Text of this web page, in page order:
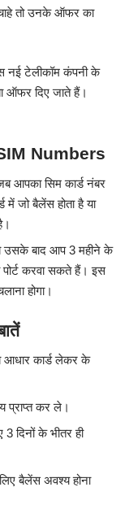
तो उनके ऑफर का
नई टेलीकॉम कंपनी के
ऑफर दिए जाते हैं।
Numbers
आपका सिम कार्ड नंबर
में जो बैलेंस होता है या
उसके बाद आप 3 महीने के
पोर्ट करवा सकते हैं। इस
होगा।
आधार कार्ड लेकर के
प्राप्त कर ले।
3 दिनों के भीतर ही
बैलेंस अवश्य होना